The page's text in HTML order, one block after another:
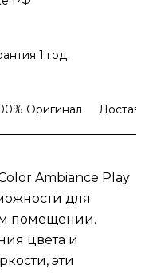
1 год
Оригинал
Ambiance Play
для
помещении.
цвета и
эти